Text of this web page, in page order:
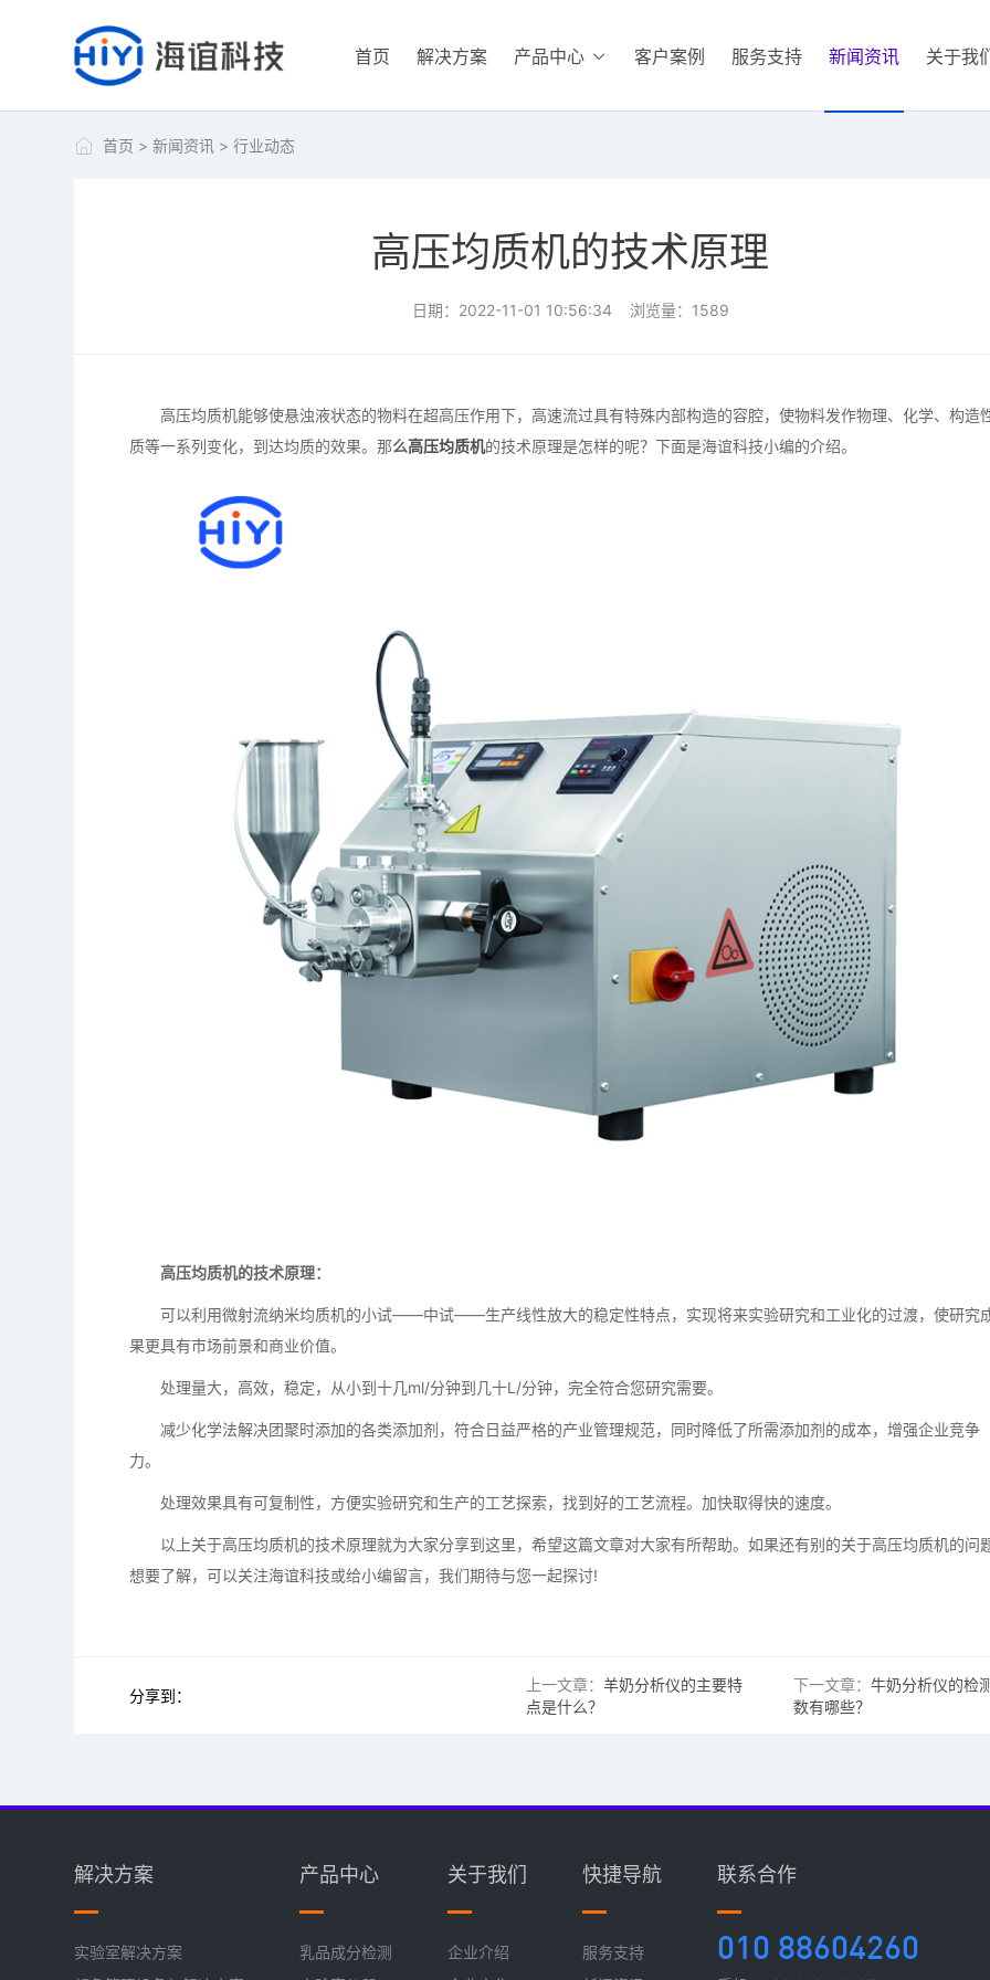
首页 解决方案 产品中心 客户案例 服务支持 新闻资讯 关于我
首页 >新闻资讯 >行业动态
高压均质机的技术原理
日期：2022-11-01 10:56:34 浏览量：1589
高压均质机能够使悬浊液状态的物料在超高压作用下，高速流过具有特殊内部构造的容腔，使物料发作物理、化学、构造
质等一系列变化，到达均质的效果。那么高压均质机的技术原理是怎样的呢？下面是海谊科技小编的介绍。
高压均质机的技术原理：
可以利用微射流纳米均质机的小试——中试——生产线性放大的稳定性特点，实现将来实验研究和工业化的过渡，使研究
果更具有市场前景和商业价值。
处理量大，高效，稳定，从小到十几ml/分钟到几十L/分钟，完全符合您研究需要。
减少化学法解决团聚时添加的各类添加剂，符合日益严格的产业管理规范，同时降低了所需添加剂的成本，增强企业竞争
力。
处理效果具有可复制性，方便实验研究和生产的工艺探索，找到好的工艺流程。加快取得快的速度。
以上关于高压均质机的技术原理就为大家分享到这里，希望这篇文章对大家有所帮助。如果还有别的关于高压均质机的问
想要了解，可以关注海谊科技或给小编留言，我们期待与您一起探讨!
分享到：
上一文章：羊奶分析仪的主要特
点是什么？
下一文章： 牛奶分析仪的检
数有哪些？
解决方案
实验室解决方案
产品中心
乳品成分检测
关于我们
企业介绍
快捷导航
服务支持
联系合作
010 88604260